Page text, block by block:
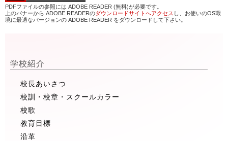
PDFファイルの参照には ADOBE READER (無料)が必要です。
上のバナーから ADOBE READERのダウンロードサイトへアクセス し、お使いのOS環
境に最適なバージョンの ADOBE READER をダウンロードして下さい。
学校紹介
校長あいさつ
校訓・校章・スクールカラー
校歌
教育目標
沿革